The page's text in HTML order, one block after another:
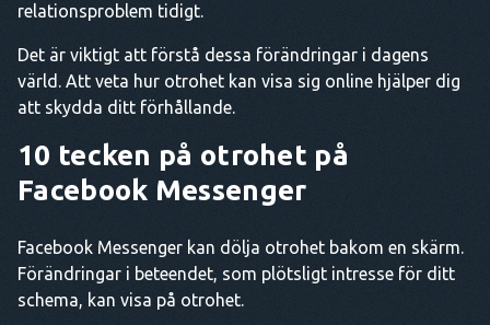
relationsproblem tidigt.
Det är viktigt att förstå dessa förändringar i dagens
värld. Att veta hur otrohet kan visa sig online hjälper dig
att skydda ditt förhållande.
10 tecken på otrohet på
Facebook Messenger
Facebook Messenger kan dölja otrohet bakom en skärm.
Förändringar i beteendet, som plötsligt intresse för ditt
schema, kan visa på otrohet.